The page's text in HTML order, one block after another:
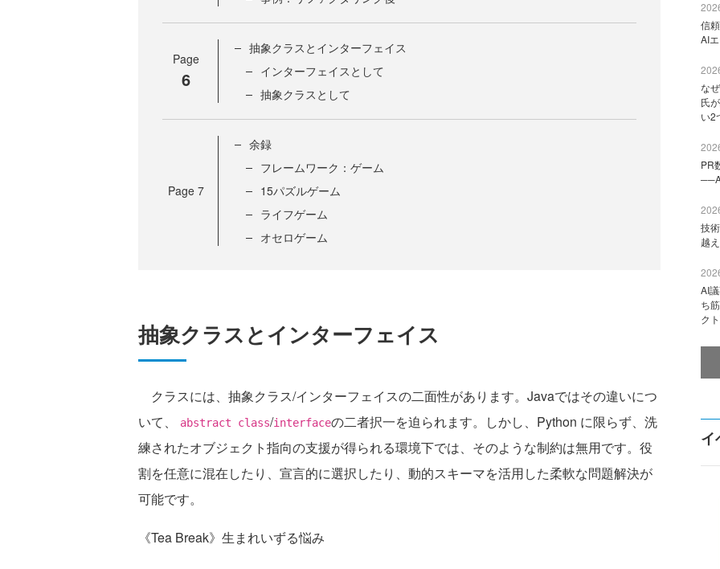
Page
6
抽象クラスとインターフェイス
インターフェイスとして
抽象クラスとして
Page 7
余録
フレームワーク：ゲーム
15パズルゲーム
ライフゲーム
オセロゲーム
抽象クラスとインターフェイス
クラスには、抽象クラス/インターフェイスの二面性があります。Javaではその違いにつ
いて、
abstract class/interfaceの二者択一を迫られます。しかし、Python に限らず、洗
練されたオブジェクト指向の支援が得られる環境下では、そのような制約は無用です。役
割を任意に混在したり、宣言的に選択したり、動的スキーマを活用した柔軟な問題解決が
可能です。
《Tea Break》生まれいずる悩み
信
AI
な
氏
い2
PR
技
越
AI
ち
ク
イ